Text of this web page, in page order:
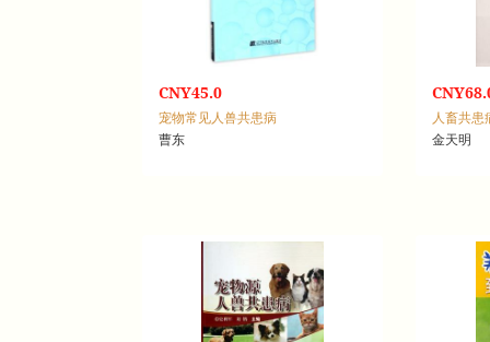
CNY45.0
宠物常见人兽共患病
曹东
人畜共患
金天明